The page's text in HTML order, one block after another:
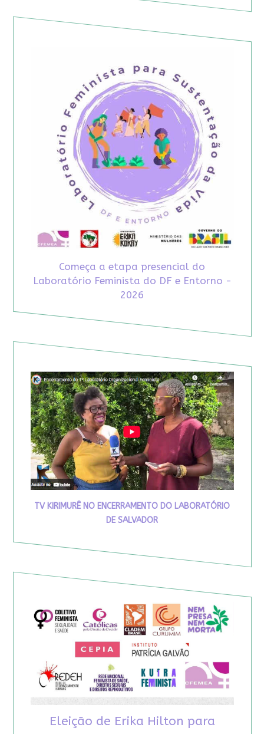
Começa a etapa presencial do
Laboratório Feminista do DF e Entorno -
2026
TV KIRIMURÊ NO ENCERRAMENTO DO LABORATÓRIO
DE SALVADOR
Eleição de Erika Hilton para